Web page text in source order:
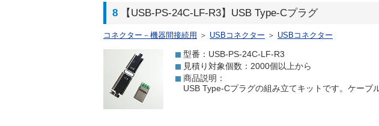
8 【USB-PS-24C-LF-R3】USB Type-Cプラグ
コネクター－機器間接続用 ＞ USBコネクター ＞ USBコネクター
型番：USB-PS-24C-LF-R3
見積り対象個数：2000個以上から
商品説明：
USB Type-Cプラグの組み立てキットです。ケー